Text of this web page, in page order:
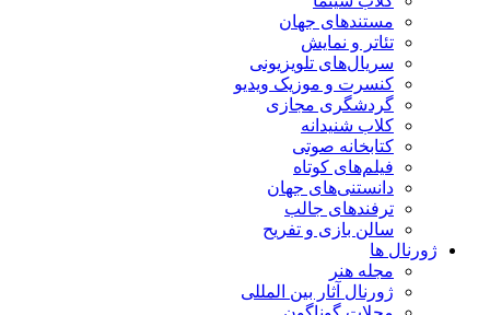
مستندهای جهان
تئاتر و نمایش
سریال‌های تلویزیونی
کنسرت و موزیک ویدیو
گردشگری مجازی
کلاب شنیدانه
کتابخانه صوتی
فیلم‌های کوتاه
دانستنی‌های جهان
ترفندهای جالب
سالن بازی و تفریح
ژورنال ها
مجله هنر
ژورنال آثار بین المللی